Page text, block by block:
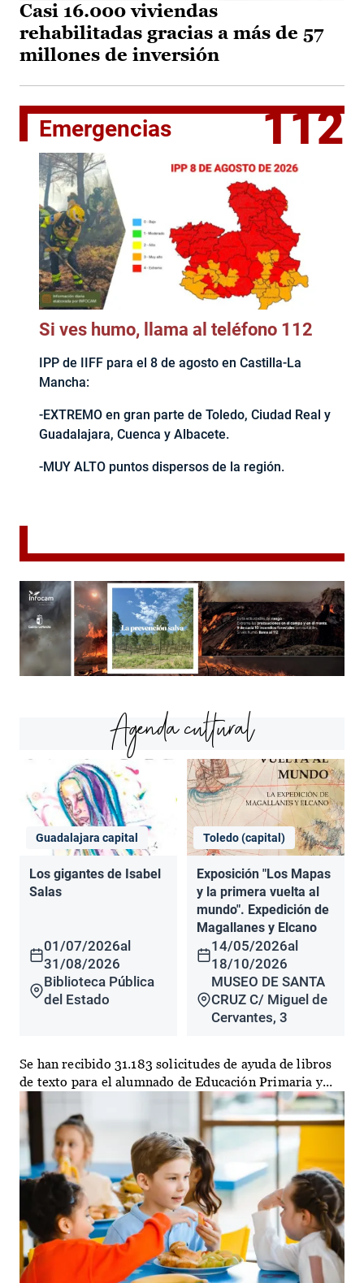
Casi 16.000 viviendas
rehabilitadas gracias a más de 57
millones de inversión
Emergencias 112
Si ves humo, llama al teléfono 112
IPP de IIFF para el 8 de agosto en Castilla-La
Mancha:
-EXTREMO en gran parte de Toledo, Ciudad Real y
Guadalajara, Cuenca y Albacete.
-MUY ALTO puntos dispersos de la región.
Agenda cultural
Guadalajara capital
Los gigantes de Isabel
Salas
01/07/2026al
31/08/2026
Biblioteca Pública
del Estado
Toledo (capital)
Exposición "Los Mapas
y la primera vuelta al
mundo". Expedición de
Magallanes y Elcano
14/05/2026al
18/10/2026
MUSEO DE SANTA
CRUZ C/ Miguel de
Cervantes, 3
Se han recibido 31.183 solicitudes de ayuda de libros
de texto para el alumnado de Educación Primaria y...